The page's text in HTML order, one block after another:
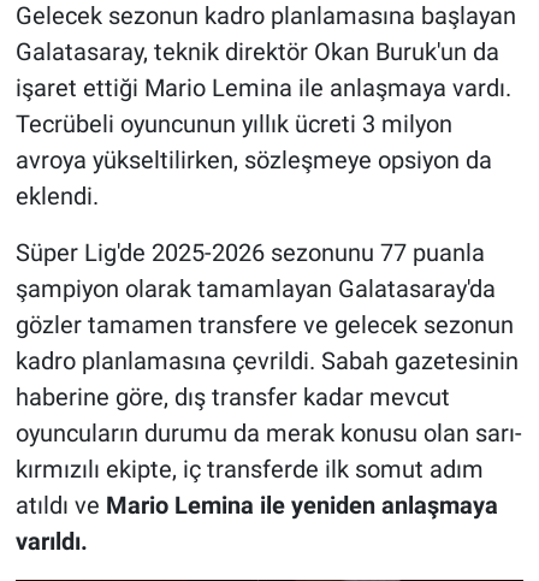
Gelecek sezonun kadro planlamasına başlayan
Galatasaray, teknik direktör Okan Buruk'un da
işaret ettiği Mario Lemina ile anlaşmaya vardı.
Tecrübeli oyuncunun yıllık ücreti 3 milyon
avroya yükseltilirken, sözleşmeye opsiyon da
eklendi.
Süper Lig'de 2025-2026 sezonunu 77 puanla
şampiyon olarak tamamlayan Galatasaray'da
gözler tamamen transfere ve gelecek sezonun
kadro planlamasına çevrildi. Sabah gazetesinin
haberine göre, dış transfer kadar mevcut
oyuncuların durumu da merak konusu olan sarı-
kırmızılı ekipte, iç transferde ilk somut adım
atıldı ve Mario Lemina ile yeniden anlaşmaya
varıldı.